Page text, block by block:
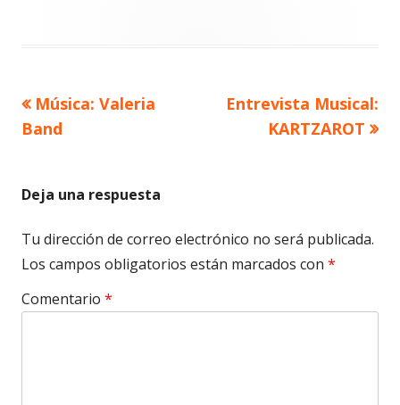
Navegación
entradas
Artículo
anterior
Música: Valeria
Band
Artículo
siguiente
Entrevista Musical:
KARTZAROT
Deja una respuesta
Tu dirección de correo electrónico no será publicada.
Los campos obligatorios están marcados con *
Comentario *